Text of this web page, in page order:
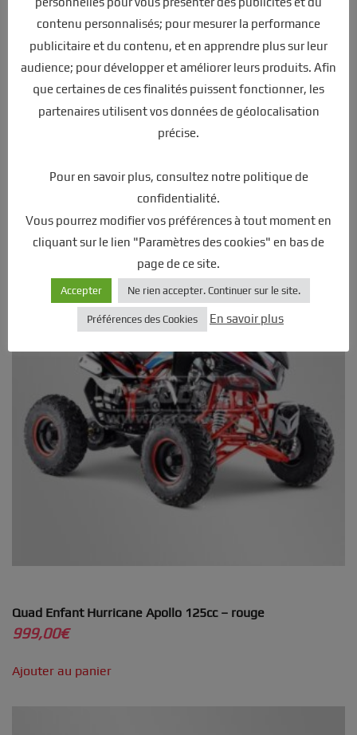
incluse.
2 3 4 ERREUR réessayer
Produits similaires
Quad Enfant Hurricane Apollo 125cc – rouge
999,00€
Ajouter au panier
contenu personnalisés; pour mesurer la performance
publicitaire et du contenu, et en apprendre plus sur leur
audience; pour développer et améliorer leurs produits. Afin
que certaines de ces finalités puissent fonctionner, les
partenaires utilisent vos données de géolocalisation
précise.
Pour en savoir plus, consultez notre politique de
confidentialité.
Vous pourrez modifier vos préférences à tout moment en
cliquant sur le lien "Paramètres des cookies" en bas de
page de ce site.
Accepter Ne rien accepter. Continuer sur le site.
Préférences des Cookies En savoir plus